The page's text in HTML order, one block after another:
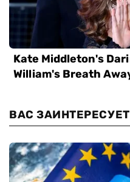
ВАС ЗАИНТЕРЕСУЕТ